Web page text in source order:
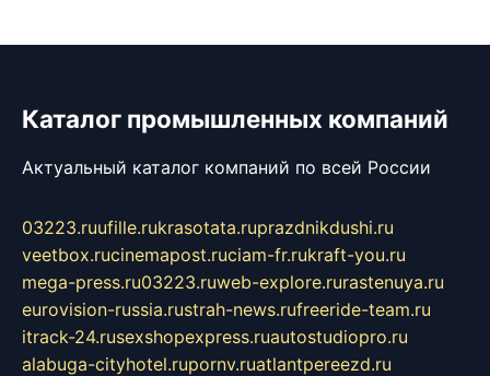
Каталог промышленных компаний
Актуальный каталог компаний по всей России
03223.ruufille.rukrasotata.ruprazdnikdushi.ru
veetbox.rucinemapost.ruciam-fr.rukraft-you.ru
mega-press.ru03223.ruweb-explore.rurastenuya.ru
eurovision-russia.rustrah-news.rufreeride-team.ru
itrack-24.rusexshopexpress.ruautostudiopro.ru
alabuga-cityhotel.rupornv.ruatlantpereezd.ru